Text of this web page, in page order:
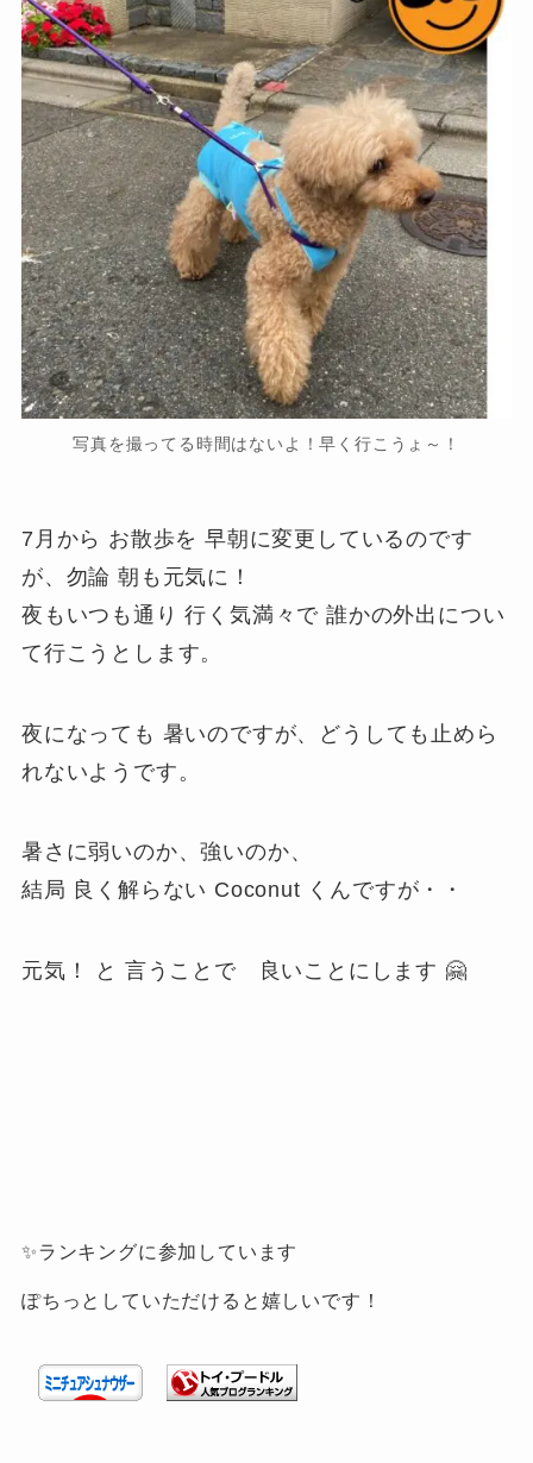
写真を撮ってる時間はないよ！早く行こうょ～！
7月から お散歩を 早朝に変更しているのです
が、勿論 朝も元気に！
夜もいつも通り 行く気満々で 誰かの外出につい
て行こうとします。
夜になっても 暑いのですが、どうしても止めら
れないようです。
暑さに弱いのか、強いのか、
結局 良く解らない Coconut くんですが・・
元気！ と 言うことで 良いことにします 🤗
✨ランキングに参加しています
ぽちっとしていただけると嬉しいです！